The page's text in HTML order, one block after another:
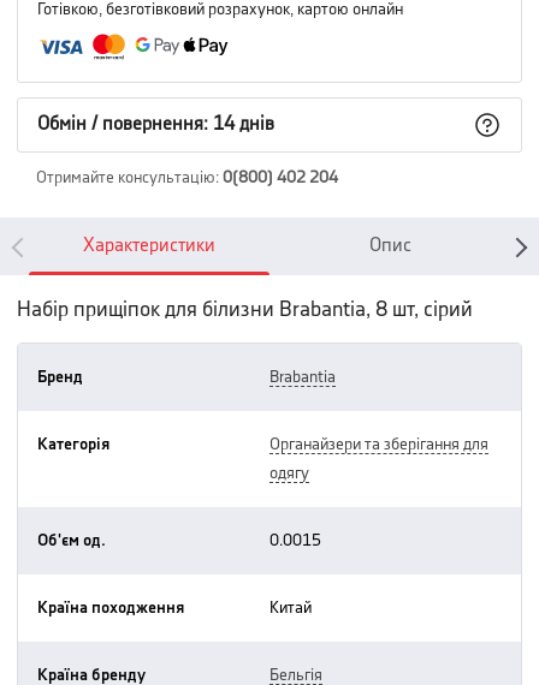
Готівкою, безготівковий розрахунок, картою онлайн
Обмін / повернення: 14 днів
Отримайте консультацію: 0(800) 402 204
Характеристики Опис
Набір прищіпок для білизни Brabantia, 8 шт, сірий
Бренд brabantia
Категорія
органайзери та зберігання для
одягу
Об'єм од. 0.0015
Країна походження китай
Країна бренду бельгія